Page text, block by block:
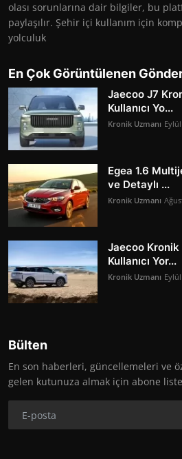
olası sorunlarına dair bilgiler, bu
paylaşılır. Şehir içi kullanım için
yolculuk
En Çok Görüntülenen
Jaecoo J7
Kullanıcı Yo...
Kronik Uzmanı
Egea 1.6
ve Detaylı ...
Kronik Uzmanı
Jaecoo Kronik
Kullanıcı Yor...
Kronik Uzmanı
Bülten
En son haberleri, güncellemeleri ve
gelen kutunuza almak için abone